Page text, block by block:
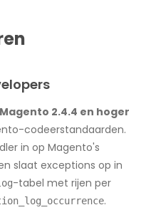
Magento 2.4.4 en hoger
codeerstandaarden.
in op Magento's
slaat exceptions op in
-tabel met rijen per
.